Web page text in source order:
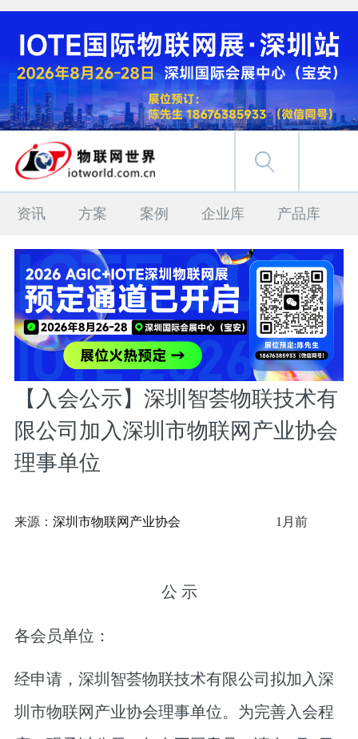
资讯 方案 案例 企业库 产品库
【入会公示】深圳智荟物联技术有
限公司加入深圳市物联网产业协会
理事单位
来源： 深圳市物联网产业协会 1月前
公 示
各会员单位：
经申请，深圳智荟物联技术有限公司拟加入深
圳市物联网产业协会理事单位。为完善入会程